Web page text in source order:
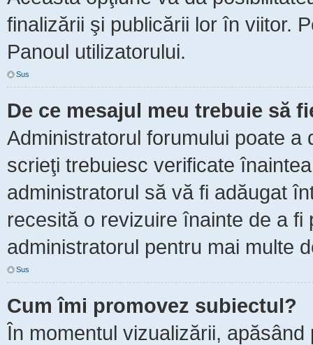
finalizării şi publicării lor în viitor.
Panoul utilizatorului.
Sus
De ce mesajul meu trebuie să
Administratorul forumului poate
scrieţi trebuiesc verificate
administratorul să vă fi adăugat
recesită o revizuire înainte de a
administratorul pentru mai multe
Sus
Cum îmi promovez subiectul?
În momentul vizualizării, apăsând